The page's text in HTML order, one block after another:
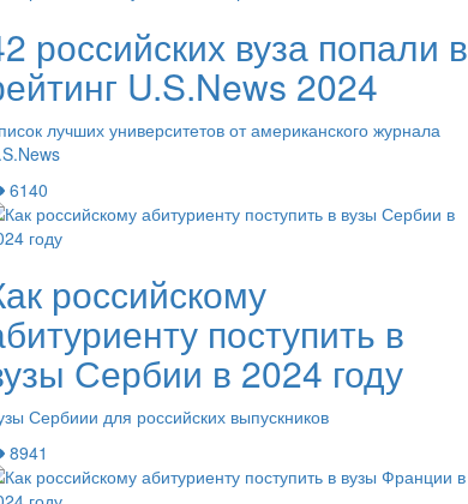
российских вуза попали в
U.S.News 2024
лучших университетов от американского журнала
6140
российскому
поступить в
Сербии в 2024 году
Сербиии для российских выпускников
8941